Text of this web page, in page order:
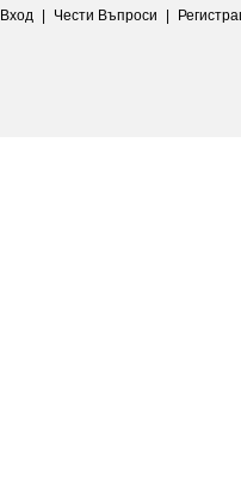
Вход | Чести Въпроси |